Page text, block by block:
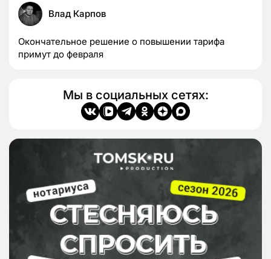
Влад Карпов
Окончательное решение о повышении тарифа
примут до февраля
Мы в социальных сетях: